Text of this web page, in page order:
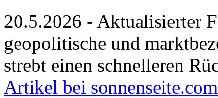
20.5.2026 - Aktualisierter
geopolitische und
strebt einen schnelleren
Artikel bei sonnenseite.com